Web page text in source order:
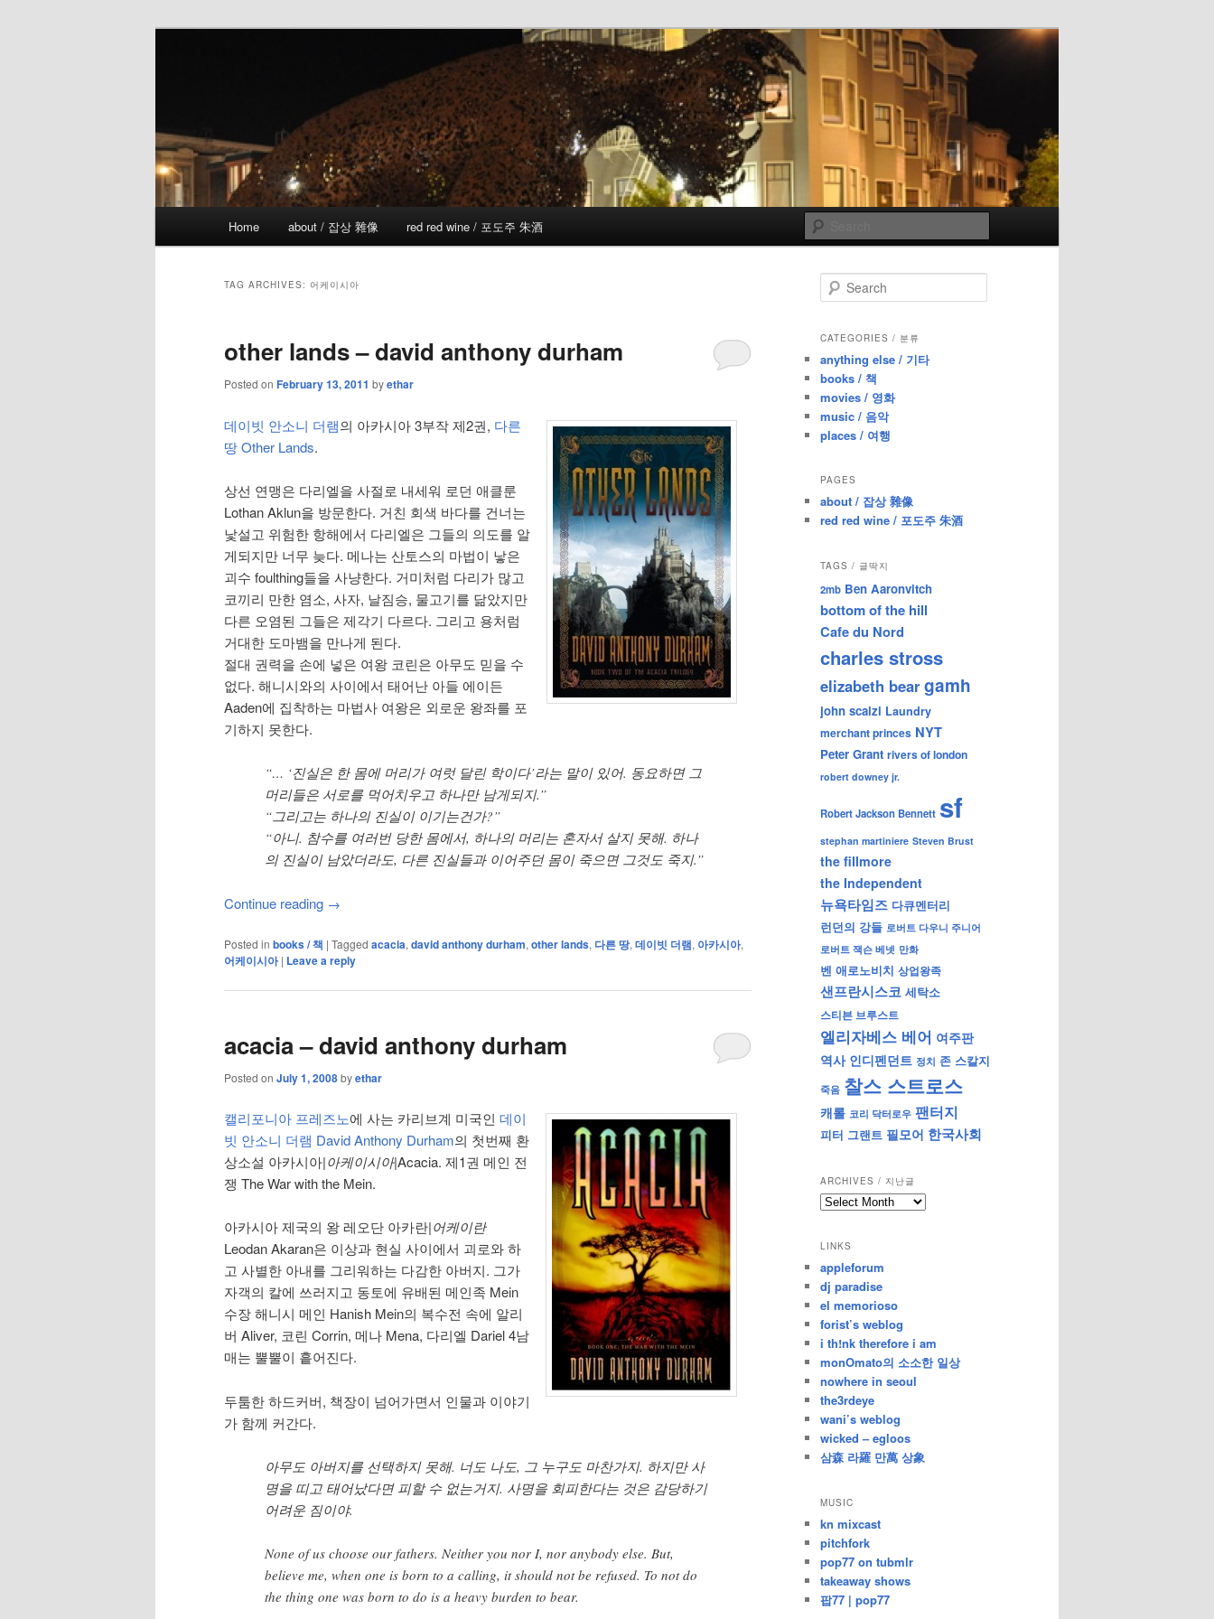
Home about / 잡상 雜像 red red wine / 포도주 朱酒
TAG ARCHIVES: 어케이시아
other lands – david anthony durham
Posted on February 13, 2011 byethar
데이빗 안소니 더램의 아카시아 3부작 제2권, 다른
땅 Other Lands.
상선 연맹은 다리엘을 사절로 내세워 로던 애클룬
Lothan Aklun을 방문한다. 거친 회색 바다를 건너는
낯설고 위험한 항해에서 다리엘은 그들의 의도를 알
게되지만 너무 늦다. 메나는 산토스의 마법이 낳은
괴수 foulthing들을 사냥한다. 거미처럼 다리가 많고
코끼리 만한 염소, 사자, 날짐승, 물고기를 닮았지만
다른 오염된 그들은 제각기 다르다. 그리고 용처럼
거대한 도마뱀을 만나게 된다.
절대 권력을 손에 넣은 여왕 코린은 아무도 믿을 수
없다. 해니시와의 사이에서 태어난 아들 에이든
Aaden에 집착하는 마법사 여왕은 외로운 왕좌를 포
기하지 못한다.
“… ‘진실은 한 몸에 머리가 여럿 달린 학이다’라는 말이 있어. 동요하면 그
머리들은 서로를 먹어치우고 하나만 남게되지.”
“그리고는 하나의 진실이 이기는건가?”
“아니. 참수를 여러번 당한 몸에서, 하나의 머리는 혼자서 살지 못해. 하나
의 진실이 남았더라도, 다른 진실들과 이어주던 몸이 죽으면 그것도 죽지.”
Continue reading →
Posted in books / 책 | Tagged acacia, david anthony durham, other lands, 다른 땅, 데이빗 더램, 아카시아,
어케이시아 | Leave a reply
acacia – david anthony durham
Posted on July 1, 2008byethar
캘리포니아 프레즈노에 사는 카리브계 미국인 데이
빗 안소니 더램 David Anthony Durham의 첫번째 환
상소설 아카시아|아케이시아|Acacia. 제1권 메인 전
쟁 The War with the Mein.
아카시아 제국의 왕 레오단 아카란|어케이란
Leodan Akaran은 이상과 현실 사이에서 괴로와 하
고 사별한 아내를 그리워하는 다감한 아버지. 그가
자객의 칼에 쓰러지고 동토에 유배된 메인족 Mein
수장 해니시 메인 Hanish Mein의 복수전 속에 알리
버 Aliver, 코린 Corrin, 메나 Mena, 다리엘 Dariel 4남
매는 뿔뿔이 흩어진다.
두툼한 하드커버, 책장이 넘어가면서 인물과 이야기
가 함께 커간다.
아무도 아버지를 선택하지 못해. 너도 나도, 그 누구도 마찬가지. 하지만 사
명을 띠고 태어났다면 피할 수 없는거지. 사명을 회피한다는 것은 감당하기
어려운 짐이야.
None of us choose our fathers. Neither you nor I, nor anybody else. But,
believe me, when one is born to a calling, it should not be refused. To not do
the thing one was born to do is a heavy burden to bear.
e
r
h
CATEGORIES / 분류
anything else / 기타
books / 책
movies / 영화
music / 음악
places / 여행
PAGES
about / 잡상 雜像
red red wine / 포도주 朱酒
TAGS / 글딱지
2mb Ben Aaronvitch
bottom of the hill
Cafe du Nord
charles stross
elizabeth beargamh
john scalzi Laundry
merchant princes NYT
Peter Grant rivers of london
robert downey jr.
Robert Jackson Bennett sf
stephan martiniere Steven Brust
the fillmore
the Independent
뉴욕타임즈 다큐멘터리
런던의 강들 로버트 다우니 주니어
로버트 잭슨 베넷 만화
벤 애로노비치 상업왕족
샌프란시스코 세탁소
스티븐 브루스트
엘리자베스 베어 여주판
역사 인디펜던트 정치 존 스칼지
죽음 찰스 스트로스
캐롤 코리 닥터로우 팬터지
피터 그랜트 필모어 한국사회
ARCHIVES / 지난글
archives
난
글
LINKS
appleforum
dj paradise
el memorioso
forist’s weblog
i th!nk therefore i am
monOmato의 소소한 일상
nowhere in seoul
the3rdeye
wani’s weblog
wicked – egloos
삼森 라羅 만萬 상象
MUSIC
kn mixcast
pitchfork
pop77 on tubmlr
takeaway shows
팝77 | pop77